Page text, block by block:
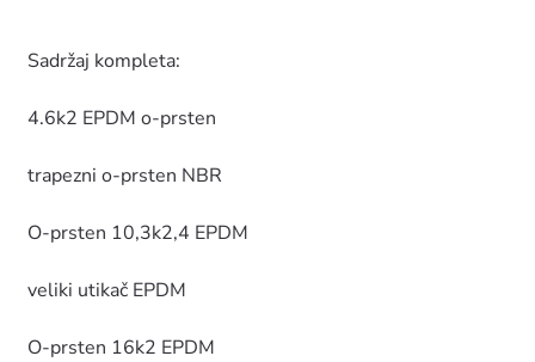
Sadržaj kompleta:
4.6k2 EPDM o-prsten
trapezni o-prsten NBR
O-prsten 10,3k2,4 EPDM
veliki utikač EPDM
O-prsten 16k2 EPDM